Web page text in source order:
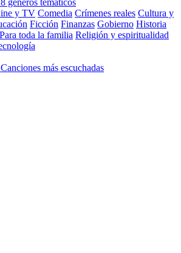
géneros temáticos
y TV Comedia Crímenes reales Cultura y
Ficción Finanzas Gobierno Historia
Para toda la familia Religión y espiritualidad
Canciones más escuchadas